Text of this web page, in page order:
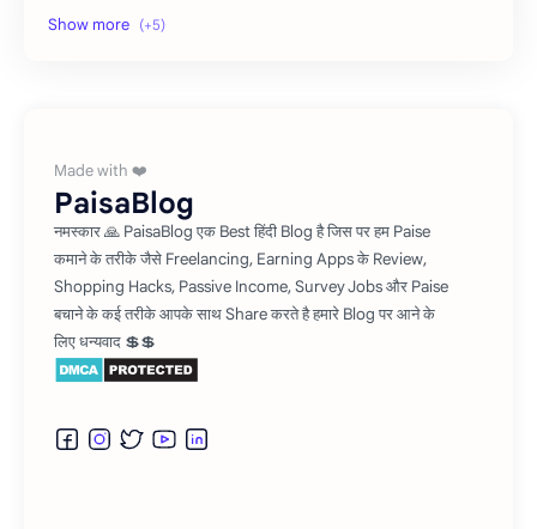
Shopping Tricks
PaisaBlog
नमस्कार 🙏 PaisaBlog एक Best हिंदी Blog है जिस पर हम Paise
कमाने के तरीके जैसे Freelancing, Earning Apps के Review,
Shopping Hacks, Passive Income, Survey Jobs और Paise
बचाने के कई तरीके आपके साथ Share करते है हमारे Blog पर आने के
लिए धन्यवाद 💲💲